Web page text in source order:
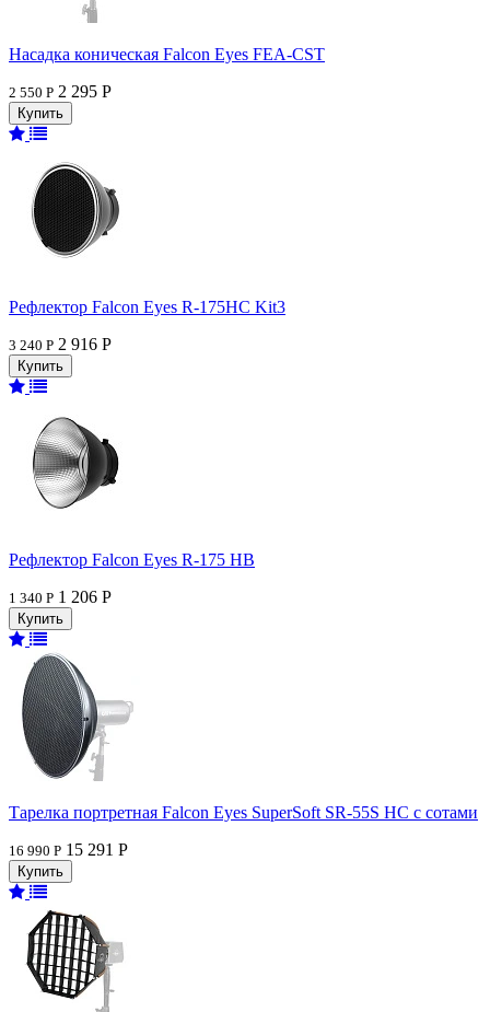
Насадка коническая Falcon Eyes FEA-CST
2 550 Р 2 295 Р
Рефлектор Falcon Eyes R-175HC Kit3
3 240 Р 2 916 Р
Рефлектор Falcon Eyes R-175 HB
1 340 Р 1 206 Р
Тарелка портретная Falcon Eyes SuperSoft SR-55S HC c сотами
16 990 Р 15 291 Р